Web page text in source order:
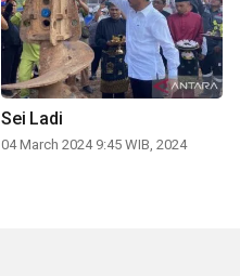
Sei Ladi
04 March 2024 9:45 WIB, 2024